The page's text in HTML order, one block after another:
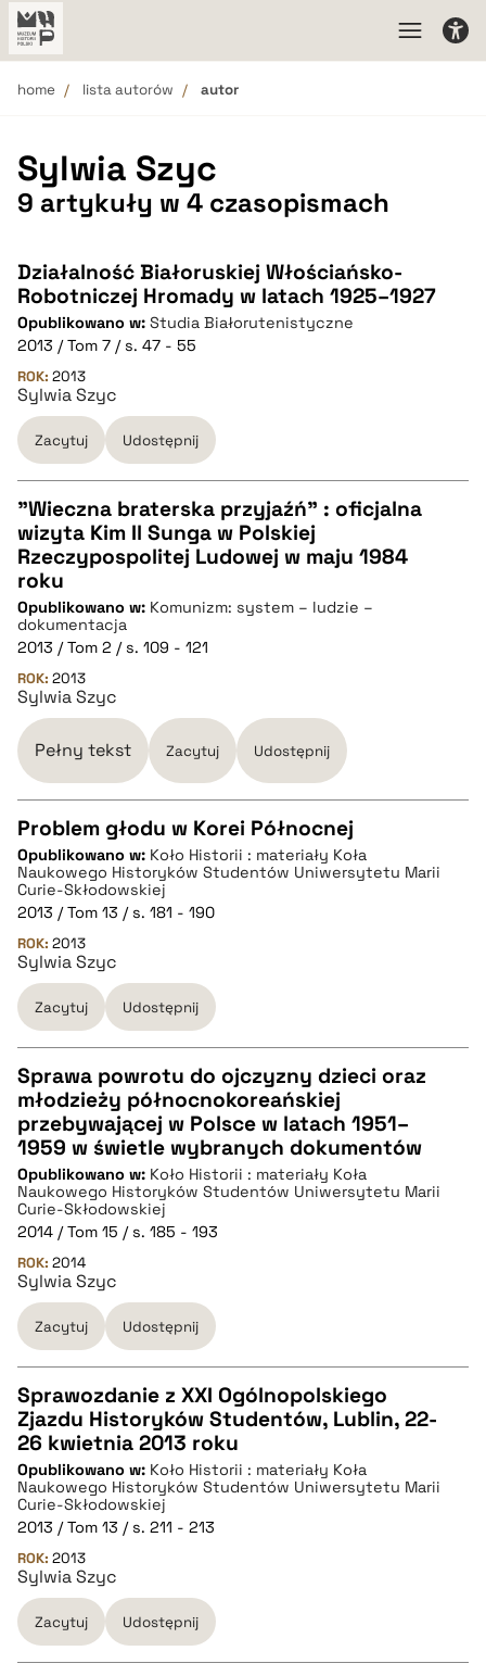
home lista autorów autor
Sylwia Szyc
9 artykuły w 4 czasopismach
Działalność Białoruskiej Włościańsko-
Robotniczej Hromady w latach 1925–1927
Opublikowano w: Studia Białorutenistyczne
2013 / Tom 7 / s. 47 - 55
ROK: 2013
Sylwia Szyc
Zacytuj Udostępnij
CZYSTY TEKST
pobierz cytat
BIBTEX
pobierz cytat
"Wieczna braterska przyjaźń” : oficjalna
wizyta Kim Il Sunga w Polskiej
Rzeczypospolitej Ludowej w maju 1984
roku
Opublikowano w: Komunizm: system – ludzie –
dokumentacja
2013 / Tom 2 / s. 109 - 121
ROK: 2013
Sylwia Szyc
Pełny tekst Zacytuj Udostępnij
CZYSTY TEKST
BIBTEX
Problem głodu w Korei Północnej
Opublikowano w: Koło Historii : materiały Koła
Naukowego Historyków Studentów Uniwersytetu Marii
Curie-Skłodowskiej
2013 / Tom 13 / s. 181 - 190
ROK: 2013
Sylwia Szyc
Zacytuj Udostępnij
CZYSTY TEKST
pobierz cytat
BIBTEX
pobierz cytat
Sprawa powrotu do ojczyzny dzieci oraz
młodzieży północnokoreańskiej
przebywającej w Polsce w latach 1951–
1959 w świetle wybranych dokumentów
Opublikowano w: Koło Historii : materiały Koła
Naukowego Historyków Studentów Uniwersytetu Marii
Curie-Skłodowskiej
2014 / Tom 15 / s. 185 - 193
ROK: 2014
Sylwia Szyc
Zacytuj Udostępnij
CZYSTY TEKST
pobierz cytat
BIBTEX
pobierz cytat
Sprawozdanie z XXI Ogólnopolskiego
Zjazdu Historyków Studentów, Lublin, 22-
26 kwietnia 2013 roku
Opublikowano w: Koło Historii : materiały Koła
Naukowego Historyków Studentów Uniwersytetu Marii
Curie-Skłodowskiej
2013 / Tom 13 / s. 211 - 213
ROK: 2013
Sylwia Szyc
Zacytuj Udostępnij